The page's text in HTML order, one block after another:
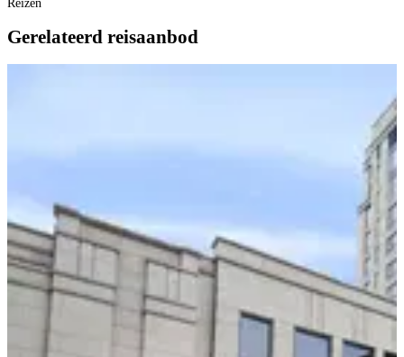
Reizen
Gerelateerd reisaanbod